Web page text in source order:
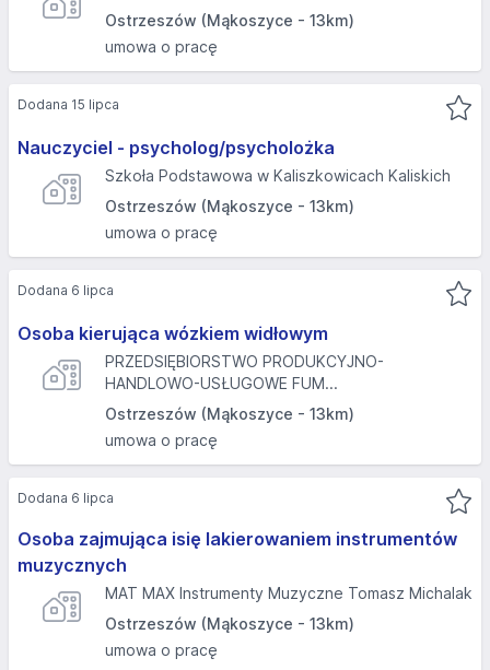
Ostrzeszów (Mąkoszyce - 13km)
umowa o pracę
Nauczyciel - psycholog/psycholożka
Szkoła Podstawowa w Kaliszkowicach Kaliskich
Ostrzeszów (Mąkoszyce - 13km)
umowa o pracę
Dodana 15 lipca
Osoba kierująca wózkiem widłowym
PRZEDSIĘBIORSTWO PRODUKCYJNO-
HANDLOWO-USŁUGOWE FUM...
Ostrzeszów (Mąkoszyce - 13km)
umowa o pracę
Dodana 6 lipca
Osoba zajmująca isię lakierowaniem instrumentów
muzycznych
MAT MAX Instrumenty Muzyczne Tomasz Michalak
Ostrzeszów (Mąkoszyce - 13km)
umowa o pracę
Dodana 6 lipca